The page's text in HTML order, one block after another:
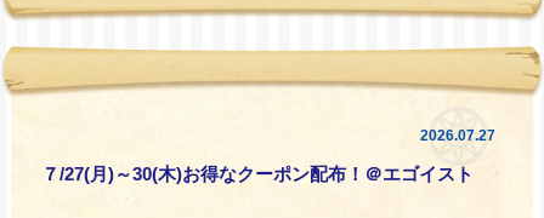
2026.07.27
７/27(月)～30(木)お得なクーポン配布！＠エゴイスト